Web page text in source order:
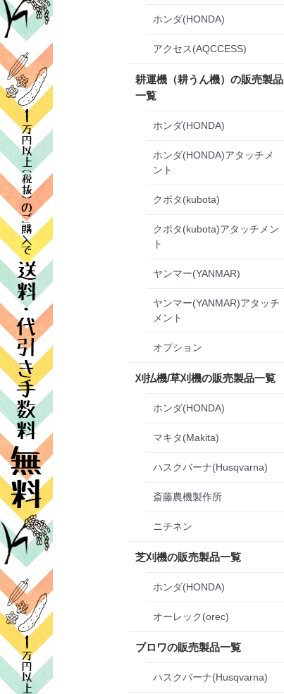
ホンダ(HONDA)
アクセス(AQCCESS)
耕運機（耕うん機）の販売製品
一覧
ホンダ(HONDA)
ホンダ(HONDA)アタッチメ
ント
クボタ(kubota)
クボタ(kubota)アタッチメン
ト
ヤンマー(YANMAR)
ヤンマー(YANMAR)アタッチ
メント
オプション
刈払機/草刈機の販売製品一覧
ホンダ(HONDA)
マキタ(Makita)
ハスクバーナ(Husqvarna)
斎藤農機製作所
ニチネン
芝刈機の販売製品一覧
ホンダ(HONDA)
オーレック(orec)
ブロワの販売製品一覧
ハスクバーナ(Husqvarna)